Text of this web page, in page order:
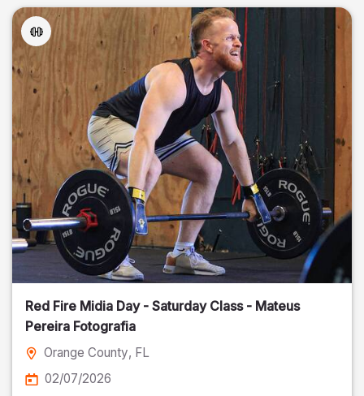
Red Fire Midia Day - Saturday Class - Mateus
Pereira Fotografia
Orange County, FL
02/07/2026